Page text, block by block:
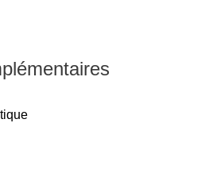
divisés. La première section
la notion de tension
origines et ses
cette grandeur. La deuxième
particulier celle des